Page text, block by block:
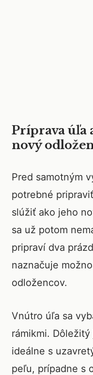
Príprava úľa
nový
Pred samotným
potrebné
slúžiť ako jeho
sa už potom
pripraví dva
naznačuje
odložencov.
Vnútro úľa sa
rámikmi.
ideálne s
peľu, prípadne s